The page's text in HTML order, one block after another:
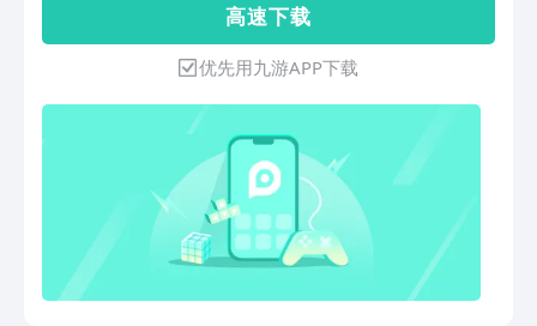
己的末世冒险之旅。【末世冒险不重复】
——30+主线地图，剧情环环相扣广阔的
阿罗亚大陆，丰富的主线副本，上百迷宫
据点，一切只为找寻黑暗的源头。邪恶生
物，诡谲陷阱，神秘路人，在冒险旅途
中，意外情况时常接踵而至。我们收集线
索，拼凑真相。这片失落的阿罗亚文明，
等待着招魂师，你的拯救...【英雄收集很
上头】——50位绝美英灵，组建最强远
征队所有的英灵分为先锋、异士、支援、
护卫四大职业，来自人类、龙族、矮人、
高 速 下 载
优先用九游APP下载